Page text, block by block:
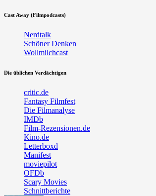
Cast Away (Filmpodcasts)
Nerdtalk
Schöner Denken
Wollmilchcast
Die üblichen Verdächtigen
critic.de
Fantasy Filmfest
Die Filmanalyse
IMDb
Film-Rezensionen.de
Kino.de
Letterboxd
Manifest
moviepilot
OFDb
Scary Movies
Schnittberichte